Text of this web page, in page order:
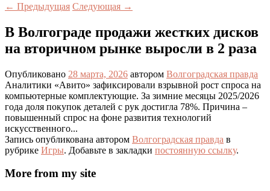
← Предыдущая Следующая →
В Волгограде продажи жестких дисков
на вторичном рынке выросли в 2 раза
Опубликовано 28 марта, 2026 автором Волгоградская правда
Аналитики «Авито» зафиксировали взрывной рост спроса на
компьютерные комплектующие. За зимние месяцы 2025/2026
года доля покупок деталей с рук достигла 78%. Причина –
повышенный спрос на фоне развития технологий
искусственного...
Запись опубликована автором Волгоградская правда в
рубрике Игры. Добавьте в закладки постоянную ссылку.
More from my site